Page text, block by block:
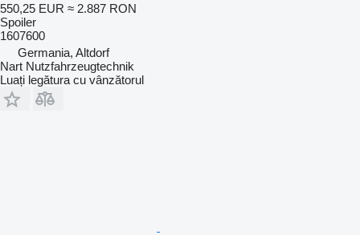
550,25 EUR ≈ 2.887 RON
Spoiler
1607600
Germania, Altdorf
Nart Nutzfahrzeugtechnik
Luați legătura cu vânzătorul